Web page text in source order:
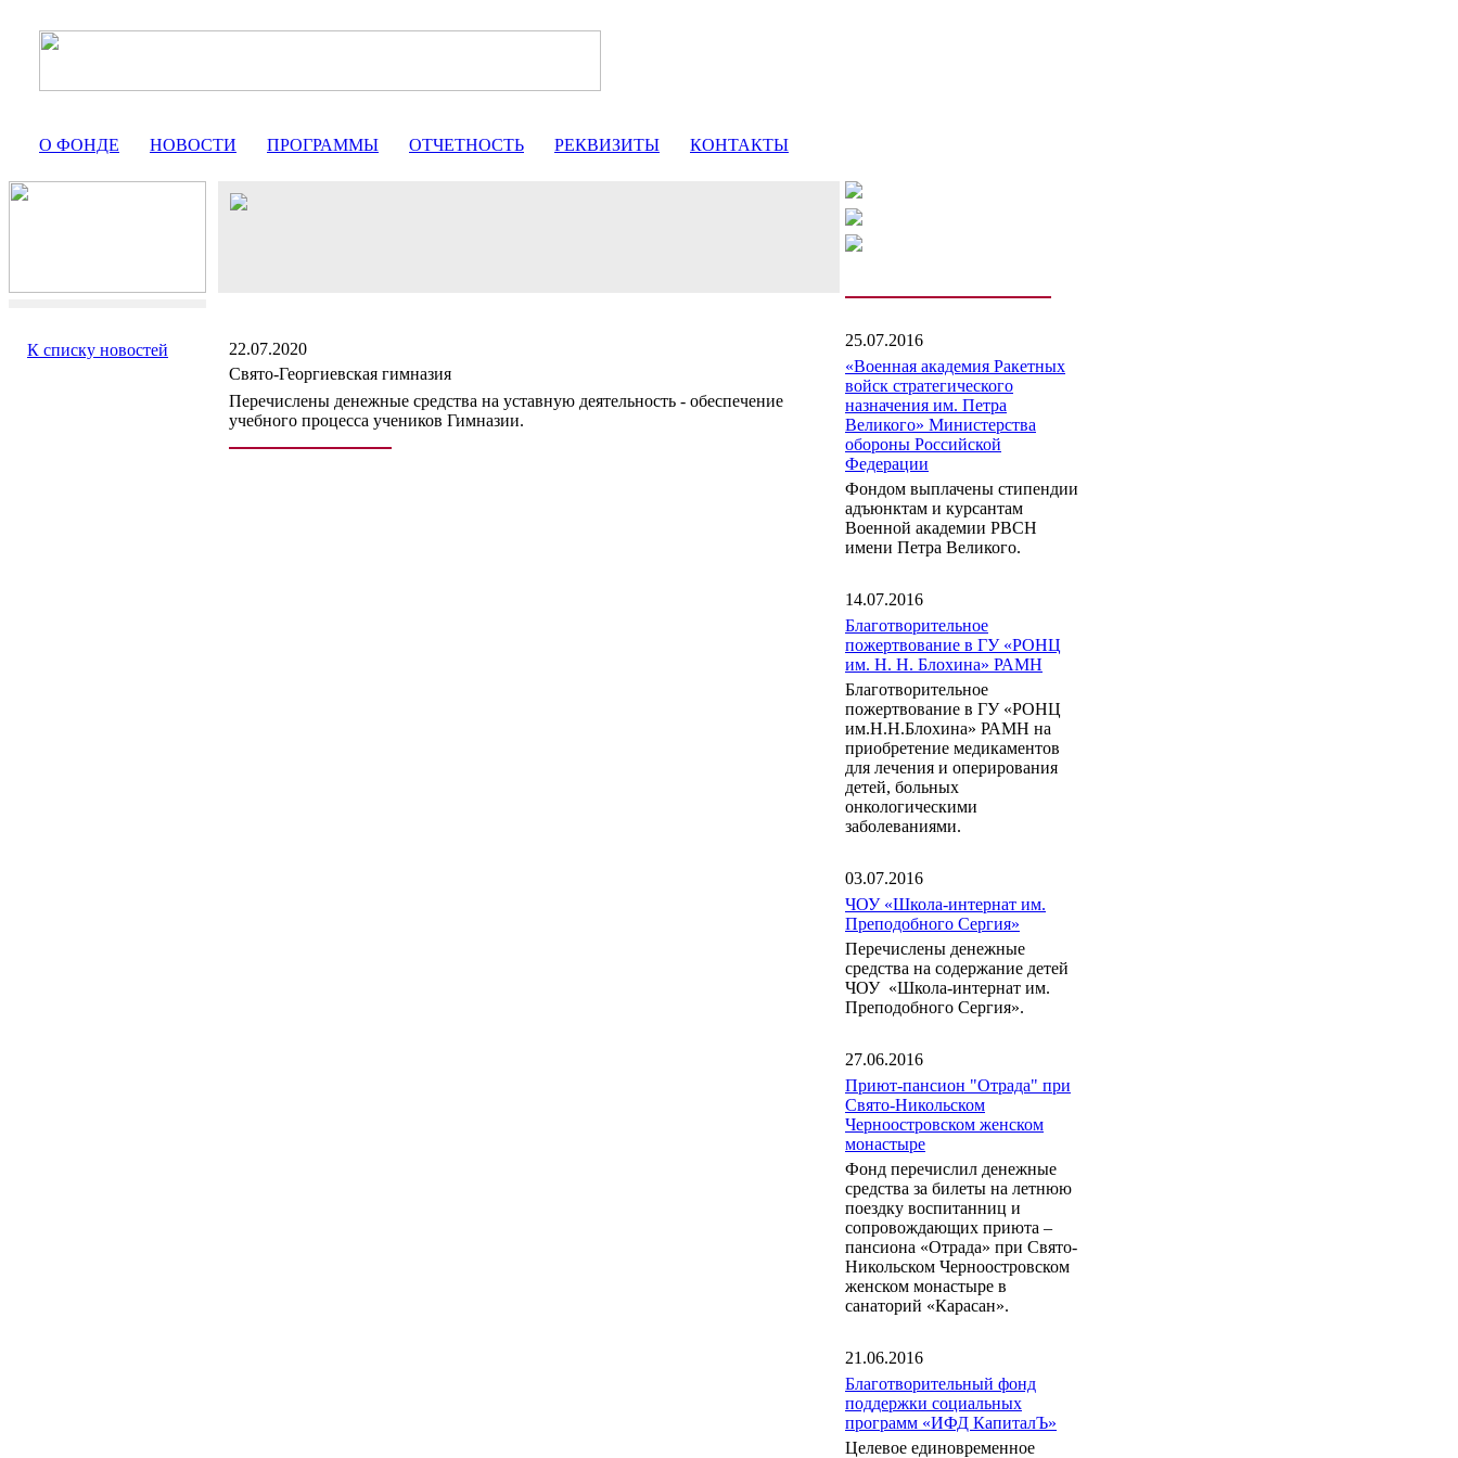
О ФОНДЕ НОВОСТИ ПРОГРАММЫ ОТЧЕТНОСТЬ РЕКВИЗИТЫ КОНТАКТЫ
К списку новостей
22.07.2020
Свято-Георгиевская гимназия
Перечислены денежные средства на уставную деятельность - обеспечение
учебного процесса учеников Гимназии.
25.07.2016
«Военная академия Ракетных
войск стратегического
назначения им. Петра
Великого» Министерства
обороны Российской
Федерации
Фондом выплачены стипендии
адъюнктам и курсантам
Военной академии РВСН
имени Петра Великого.
14.07.2016
Благотворительное
пожертвование в ГУ «РОНЦ
им. Н. Н. Блохина» РАМН
Благотворительное
пожертвование в ГУ «РОНЦ
им.Н.Н.Блохина» РАМН на
приобретение медикаментов
для лечения и оперирования
детей, больных
онкологическими
заболеваниями.
03.07.2016
ЧОУ «Школа-интернат им.
Преподобного Сергия»
Перечислены денежные
средства на содержание детей
ЧОУ «Школа-интернат им.
Преподобного Сергия».
27.06.2016
Приют-пансион "Отрада" при
Свято-Никольском
Черноостровском женском
монастыре
Фонд перечислил денежные
средства за билеты на летнюю
поездку воспитанниц и
сопровождающих приюта –
пансиона «Отрада» при Свято-
Никольском Черноостровском
женском монастыре в
санаторий «Карасан».
21.06.2016
Благотворительный фонд
поддержки социальных
программ «ИФД КапиталЪ»
Целевое единовременное